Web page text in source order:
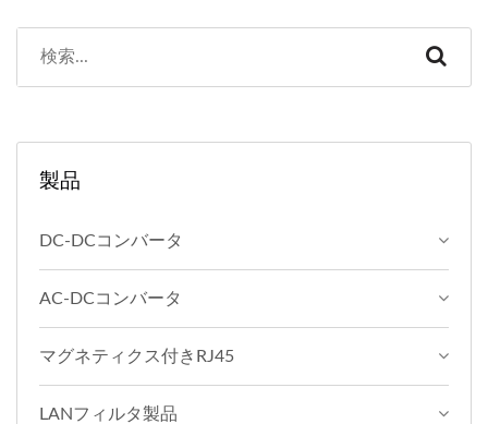
製品
DC-DCコンバータ
AC-DCコンバータ
マグネティクス付きRJ45
LANフィルタ製品